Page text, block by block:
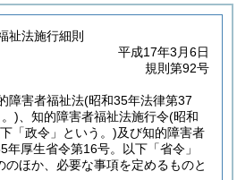
祉法施行細則
平成17年3月6日
規則第92号
障害者福祉法(昭和35年法律第37
) 、知的障害者福祉法施行令(昭和
「政令」という。)及び知的障害者
年厚生省令第16号。以下「省令」
のほか、必要な事項を定めるものと